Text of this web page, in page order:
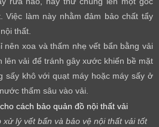
Việc làm này nhằm đảm bảo chất tẩy
thất.
nên xoa và thấm nhẹ vết bẩn bằng vải
lên vải để tránh gây xước khiến bề mặt
sấy khô với quạt máy hoặc máy sấy ở
thấm sâu vào vải.
lý vết bẩn và bảo vệ nội thất vải tốt